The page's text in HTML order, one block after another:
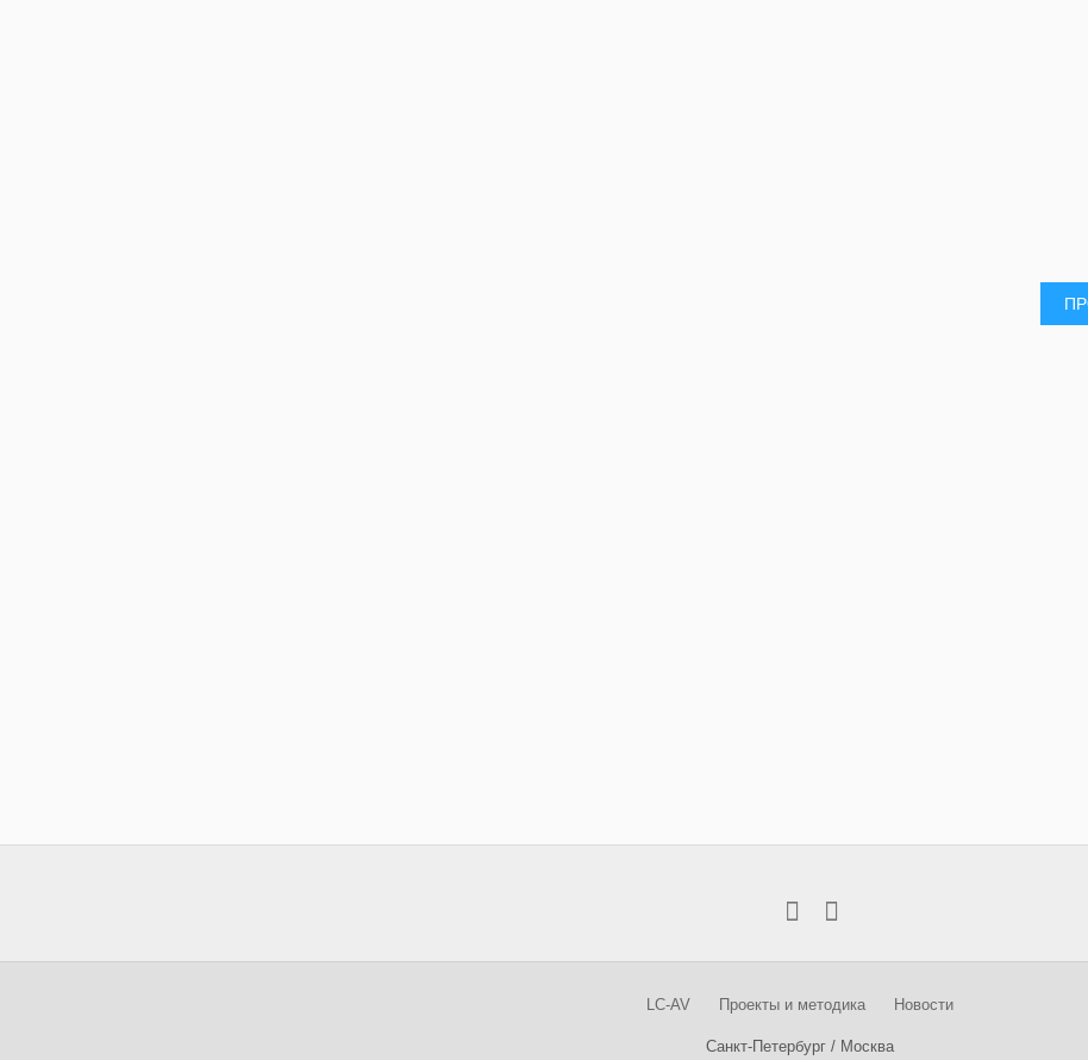
LC-AV Проекты и методика Новости
Санкт-Петербург / Москва